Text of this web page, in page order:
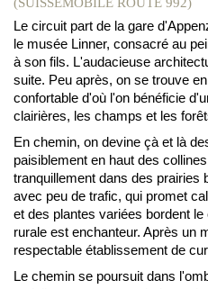
Le circuit part de la gare
le musée Linner, consacré au
à son fils. L'audacieuse
suite. Peu après, on se trouve
confortable d'où l'on bénéficie
clairières, les champs et les
En chemin, on devine çà et là
paisiblement en haut des
tranquillement dans des prairies
avec peu de trafic, qui promet
et des plantes variées bordent
rurale est enchanteur. Après un
respectable établissement de
Le chemin se poursuit dans